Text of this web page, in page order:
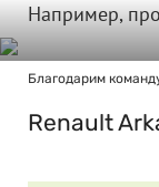
Например,
Благодарим
Renault